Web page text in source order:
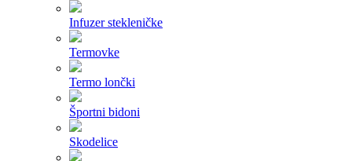
Infuzer stekleničke
Termovke
Termo lončki
Športni bidoni
Skodelice